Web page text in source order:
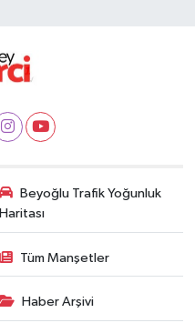
Beyoğlu Trafik Yoğunluk
Haritası
Tüm Manşetler
Haber Arşivi